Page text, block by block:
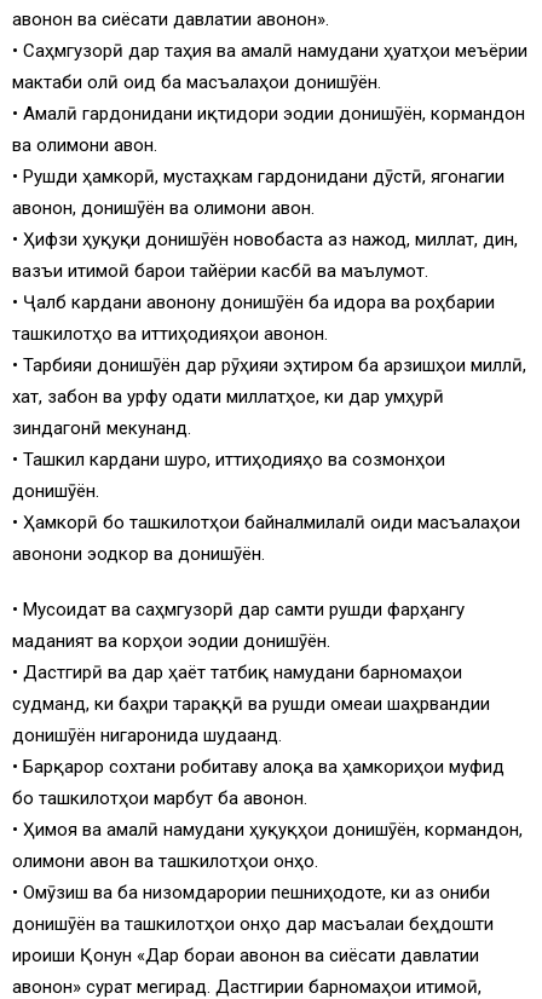
ҷавонон ва сиёсати давлатии ҷавонон».
• Саҳмгузорӣ дар таҳия ва амалӣ намудани ҳуҷҷатҳои меъёрии
мактаби олӣ оид ба масъалаҳои донишҷӯён.
• Амалӣ гардонидани иқтидори эҷодии донишҷӯён, кормандон
ва олимони ҷавон.
• Рушди ҳамкорӣ, мустаҳкам гардонидани дӯстӣ, ягонагии
ҷавонон, донишҷӯён ва олимони ҷавон.
• Ҳифзи ҳуқуқи донишҷӯён новобаста аз нажод, миллат, дин,
вазъи иҷтимоӣ барои тайёрии касбӣ ва маълумот.
• Ҷалб кардани ҷавонону донишҷӯён ба идора ва роҳбарии
ташкилотҳо ва иттиҳодияҳои ҷавонон.
• Тарбияи донишҷӯён дар рӯҳияи эҳтиром ба арзишҳои миллӣ,
хат, забон ва урфу одати миллатҳое, ки дар ҷумҳурӣ
зиндагонӣ мекунанд.
• Ташкил кардани шуро, иттиҳодияҳо ва созмонҳои
донишҷӯён.
• Ҳамкорӣ бо ташкилотҳои байналмилалӣ оиди масъалаҳои
ҷавонони эҷодкор ва донишҷӯён.
• Мусоидат ва саҳмгузорӣ дар самти рушди фарҳангу
маданият ва корҳои эҷодии донишҷӯён.
• Дастгирӣ ва дар ҳаёт татбиқ намудани барномаҳои
судманд, ки баҳри тараққӣ ва рушди ҷомеаи шаҳрвандии
донишҷӯён нигаронида шудаанд.
• Барқарор сохтани робитаву алоқа ва ҳамкориҳои муфид
бо ташкилотҳои марбут ба ҷавонон.
• Ҳимоя ва амалӣ намудани ҳуқуқҳои донишҷӯён, кормандон,
олимони ҷавон ва ташкилотҳои онҳо.
• Омӯзиш ва ба низомдарории пешниҳодоте, ки аз ҷониби
донишҷӯён ва ташкилотҳои онҳо дар масъалаи беҳдошти
иҷроиши Қонун «Дар бораи ҷавонон ва сиёсати давлатии
ҷавонон» сурат мегирад. Дастгирии барномаҳои иҷтимоӣ,